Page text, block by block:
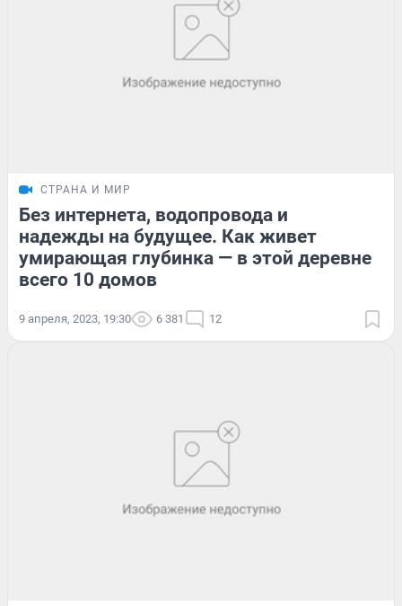
СТРАНА И МИР
Без интернета, водопровода и
надежды на будущее. Как живет
умирающая глубинка — в этой деревне
всего 10 домов
9 апреля, 2023, 19:30 6 381 12